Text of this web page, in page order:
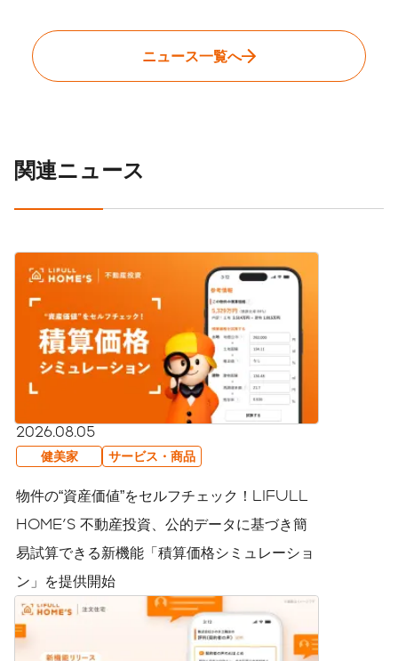
ニュース一覧へ
関連ニュース
2026.08.05
健美家 サービス・商品
物件の“資産価値”をセルフチェック！LIFULL
HOME'S 不動産投資、公的データに基づき簡
易試算できる新機能「積算価格シミュレーショ
ン」を提供開始